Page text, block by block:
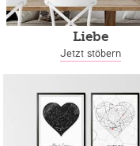
Liebe
Jetzt stöbern